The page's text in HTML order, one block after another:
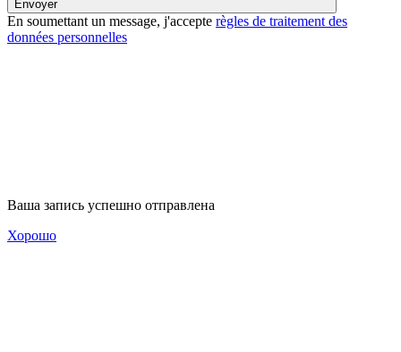
Envoyer
En soumettant un message, j'accepte règles de traitement des
données personnelles
Ваша запись успешно отправлена
Хорошо